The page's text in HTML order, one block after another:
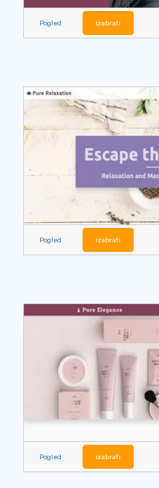
Pogled izabrati
Pogled izabrati
Pogled izabrati